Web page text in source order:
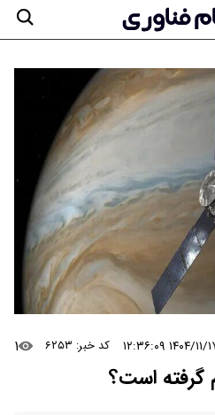
۱۱/۱۷ ۱۲:۳۶:۰۹ کد خبر: ۶۲۵۳ ۱
گرفته است؟